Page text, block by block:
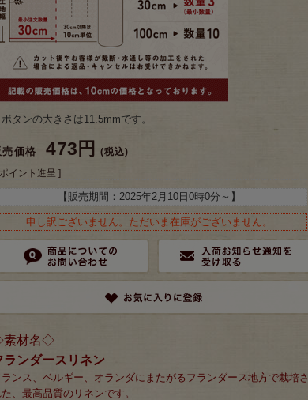
タンの大きさは11.5mmです。
売価格 473円 (税込)
イント進呈 ]
【販売期間： 2025年2月10日0時0分 ～】
申し訳ございません。ただいま在庫がございません。
材名◇
ランダースリネン
ランス、ベルギー、オランダにまたがるフランダース地方で栽培さ
、最高品質のリネンです。